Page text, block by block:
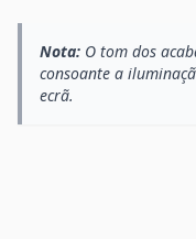
Nota: O tom dos
consoante a
ecrã.